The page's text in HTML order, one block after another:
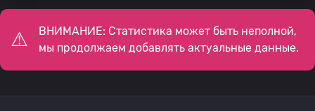
ВНИМАНИЕ: Статистика может быть неполной,
мы продолжаем добавлять актуальные данные.